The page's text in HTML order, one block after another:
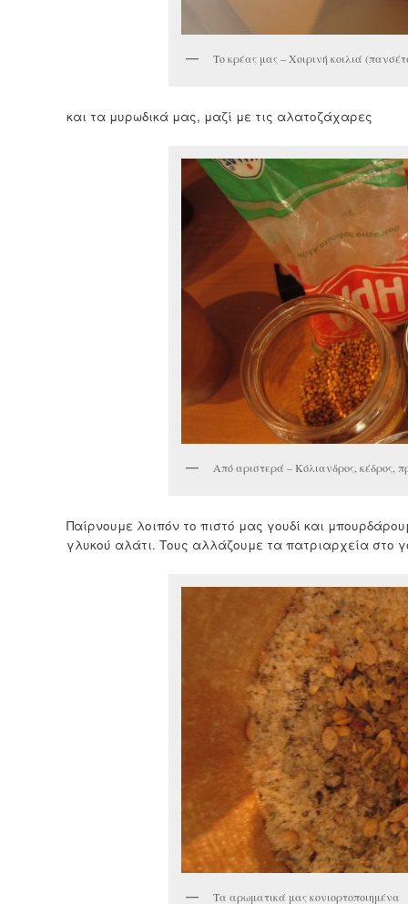
Το κρέας μας – Χοιρινή κοιλιά
και τα μυρωδικά μας, μαζί με τις αλατοζάχαρες
Από αριστερά – Κόλιανδρος, κέδρος,
Παίρνουμε λοιπόν το πιστό μας γουδί και
γλυκού αλάτι. Τους αλλάζουμε τα πατριαρχεία στο
Τα αρωματικά μας κονιορτοποιημένα